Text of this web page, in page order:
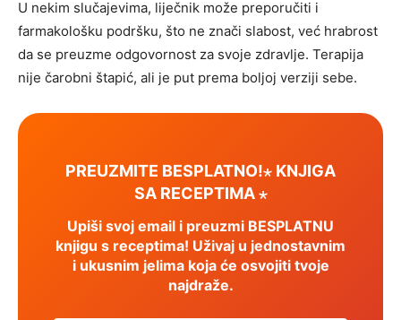
U nekim slučajevima, liječnik može preporučiti i
farmakološku podršku, što ne znači slabost, već hrabrost
da se preuzme odgovornost za svoje zdravlje. Terapija
nije čarobni štapić, ali je put prema boljoj verziji sebe.
PREUZMITE BESPLATNO!⋆ KNJIGA
SA RECEPTIMA ⋆
Upiši svoj email i preuzmi BESPLATNU
knjigu s receptima! Uživaj u jednostavnim
i ukusnim jelima koja će osvojiti tvoje
najdraže.